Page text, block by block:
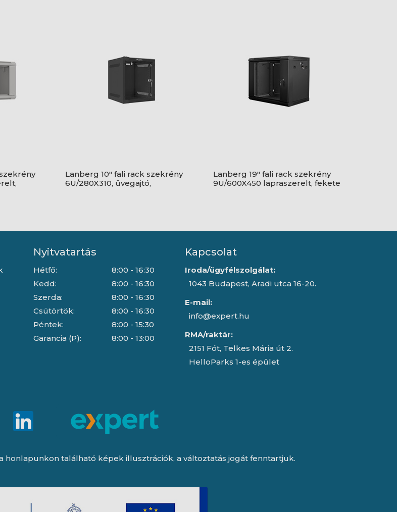
Lanberg 10" fali rack szekrény
6U/280X310, üvegajtó,
Lanberg 19" fali rack szekrény
9U/600X450 lapraszerelt, fekete
Nyitvatartás
Hétfő:
Kedd:
Szerda:
Csütörtök:
Péntek:
Garancia (P):
8:00 - 16:30
8:00 - 16:30
8:00 - 16:30
8:00 - 16:30
8:00 - 15:30
8:00 - 13:00
Kapcsolat
Iroda/ügyfélszolgálat:
1043 Budapest, Aradi utca 16-20.
E-mail:
info@expert.hu
RMA/raktár:
2151 Fót, Telkes Mária út 2.
HelloParks 1-es épület
található képek illusztrációk, a változtatás jogát fenntartjuk.